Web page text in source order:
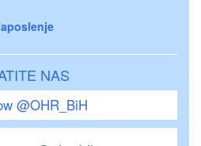
NAS
@OHR_BiH